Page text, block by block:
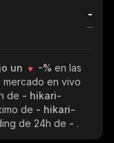
-
un -% en las
mercado en vivo
de - hikari-
de - hikari-
de 24h de - .